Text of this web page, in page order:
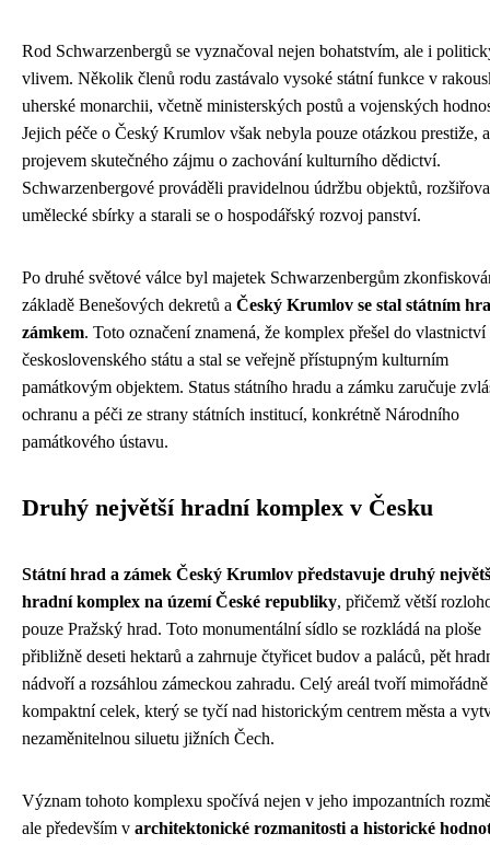
Rod Schwarzenbergů se vyznačoval nejen bohatstvím, ale i
vlivem. Několik členů rodu zastávalo vysoké státní funkce v
uherské monarchii, včetně ministerských postů a vojenských
Jejich péče o Český Krumlov však nebyla pouze otázkou prestiže,
projevem skutečného zájmu o zachování kulturního dědictví.
Schwarzenbergové prováděli pravidelnou údržbu objektů,
umělecké sbírky a starali se o hospodářský rozvoj panství.
Po druhé světové válce byl majetek Schwarzenbergům
základě Benešových dekretů a Český Krumlov se stal státním
zámkem. Toto označení znamená, že komplex přešel do vlastnictví
československého státu a stal se veřejně přístupným kulturním
památkovým objektem. Status státního hradu a zámku zaručuje
ochranu a péči ze strany státních institucí, konkrétně Národního
památkového ústavu.
Druhý největší hradní komplex v Česku
Státní hrad a zámek Český Krumlov představuje druhý
hradní komplex na území České republiky, přičemž větší
pouze Pražský hrad. Toto monumentální sídlo se rozkládá na ploše
přibližně deseti hektarů a zahrnuje čtyřicet budov a paláců, pět
nádvoří a rozsáhlou zámeckou zahradu. Celý areál tvoří mimořádně
kompaktní celek, který se tyčí nad historickým centrem města a
nezaměnitelnou siluetu jižních Čech.
Význam tohoto komplexu spočívá nejen v jeho impozantních
ale především v architektonické rozmanitosti a historické